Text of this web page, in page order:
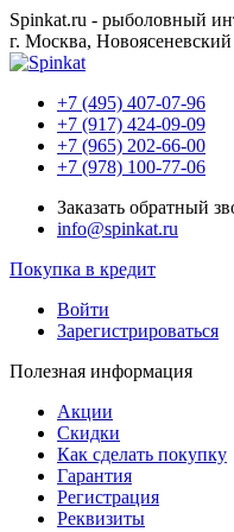
Spinkat.ru - рыболовный
г. Москва,
+7 (495) 407-07-96
+7 (917) 424-09-09
+7 (965) 202-66-00
+7 (978) 100-77-06
Заказать обратный
info@spinkat.ru
Покупка в кредит
Войти
Зарегистрироваться
Полезная информация
Акции
Скидки
Как сделать покупку
Гарантия
Регистрация
Реквизиты